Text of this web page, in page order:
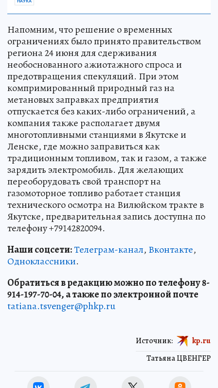
НАУКА
Напомним, что решение о временных
ограничениях было принято правительством
региона 24 июня для сдерживания
необоснованного ажиотажного спроса и
предотвращения спекуляций. При этом
компримированный природный газ на
метановых заправках предприятия
отпускается без каких-либо ограничений, а
компания также располагает двумя
многотопливными станциями в Якутске и
Ленске, где можно заправиться как
традиционным топливом, так и газом, а также
зарядить электромобиль. Для желающих
переоборудовать свой транспорт на
газомоторное топливо работает станция
технического осмотра на Вилюйском тракте в
Якутске, предварительная запись доступна по
телефону +79142820094.
Наши соцсети:Телеграм-канал, Вконтакте,
Одноклассники.
Обратиться в редакцию можно по телефону 8-
914-197-70-04, а также по электронной почте
tatiana.tsvenger@phkp.ru
Татьяна ЦВЕНГЕР
Источник: kp.ru